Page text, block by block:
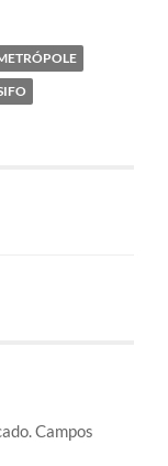
Campos